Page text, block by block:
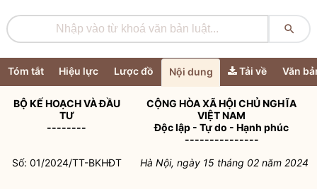

Tóm tắt Hiệu lực Lược đồ Nội dung Tải về Văn
BỘ KẾ HOẠCH VÀ ĐẦU
TƯ
--------
CỘNG HÒA XÃ HỘI CHỦ NGHĨA
VIỆT NAM
Độc lập - Tự do - Hạnh phúc
---------------
Số: 01/2024/TT-BKHĐT
Hà Nội, ngày 15 tháng 02 năm 2024